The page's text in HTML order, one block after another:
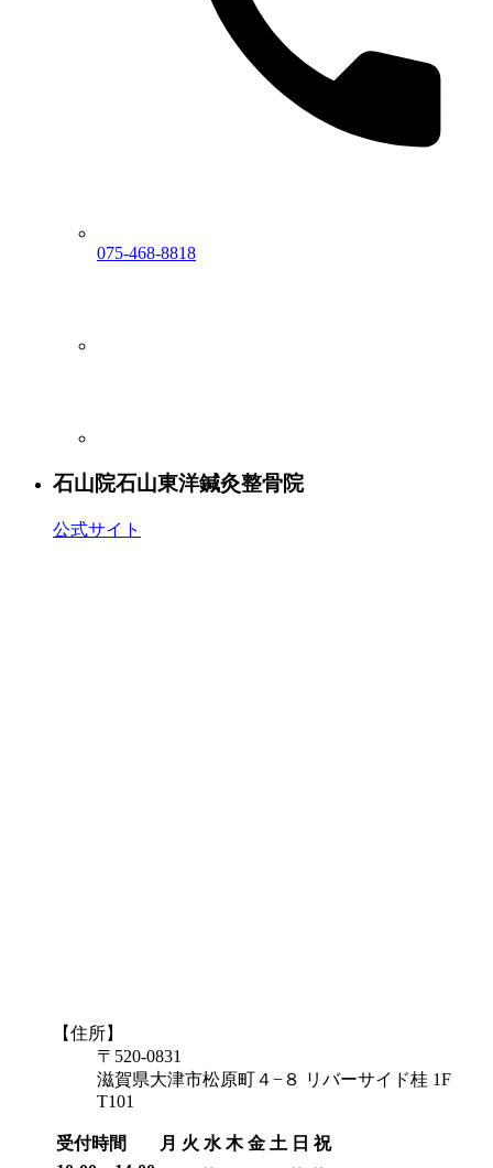
075-468-8818
石山院石山東洋鍼灸整骨院
公式サイト
【住所】
〒520-0831
滋賀県大津市松原町４−８ リバーサイド桂 1F
T101
受付時間 月 火 水 木 金 土 日 祝